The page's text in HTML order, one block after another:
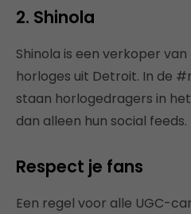
2. Shinola
Shinola is een verkoper
horloges uit Detroit. In de
staan horlogedragers in
dan alleen hun social feeds.
Respect je fans
Een regel voor alle UGC-